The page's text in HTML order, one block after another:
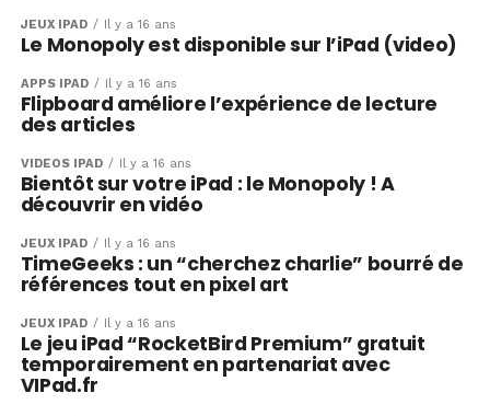
JEUX IPAD Il y a 16 ans
Le Monopoly est disponible sur l’iPad (video)
APPS IPAD Il y a 16 ans
Flipboard améliore l’expérience de lecture
des articles
VIDÉOS IPAD Il y a 16 ans
Bientôt sur votre iPad : le Monopoly ! A
découvrir en vidéo
JEUX IPAD Il y a 16 ans
TimeGeeks : un “cherchez charlie” bourré de
références tout en pixel art
JEUX IPAD Il y a 16 ans
Le jeu iPad “RocketBird Premium” gratuit
temporairement en partenariat avec
VIPad.fr